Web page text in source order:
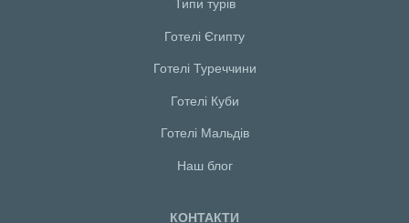
Типи турів
Готелі Єгипту
Готелі Туреччини
Готелі Куби
Готелі Мальдiв
Наш блог
КОНТАКТИ